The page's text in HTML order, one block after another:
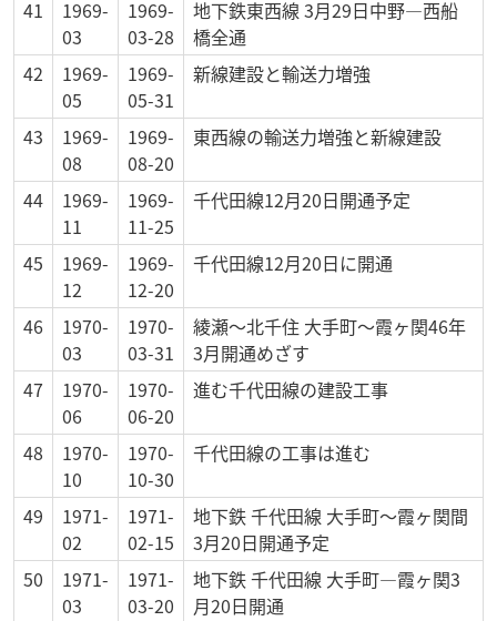
41
1969-
03
1969-
03-28
地下鉄東西線 3月29日中野―西船
橋全通
42
1969-
05
1969-
05-31
新線建設と輸送力増強
43
1969-
08
1969-
08-20
東西線の輸送力増強と新線建設
44
1969-
11
1969-
11-25
千代田線12月20日開通予定
45
1969-
12
1969-
12-20
千代田線12月20日に開通
46
1970-
03
1970-
03-31
綾瀬～北千住 大手町～霞ヶ関46年
3月開通めざす
47
1970-
06
1970-
06-20
進む千代田線の建設工事
48
1970-
10
1970-
10-30
千代田線の工事は進む
49
1971-
02
1971-
02-15
地下鉄 千代田線 大手町～霞ヶ関間
3月20日開通予定
50
1971-
03
1971-
03-20
地下鉄 千代田線 大手町―霞ヶ関3
月20日開通